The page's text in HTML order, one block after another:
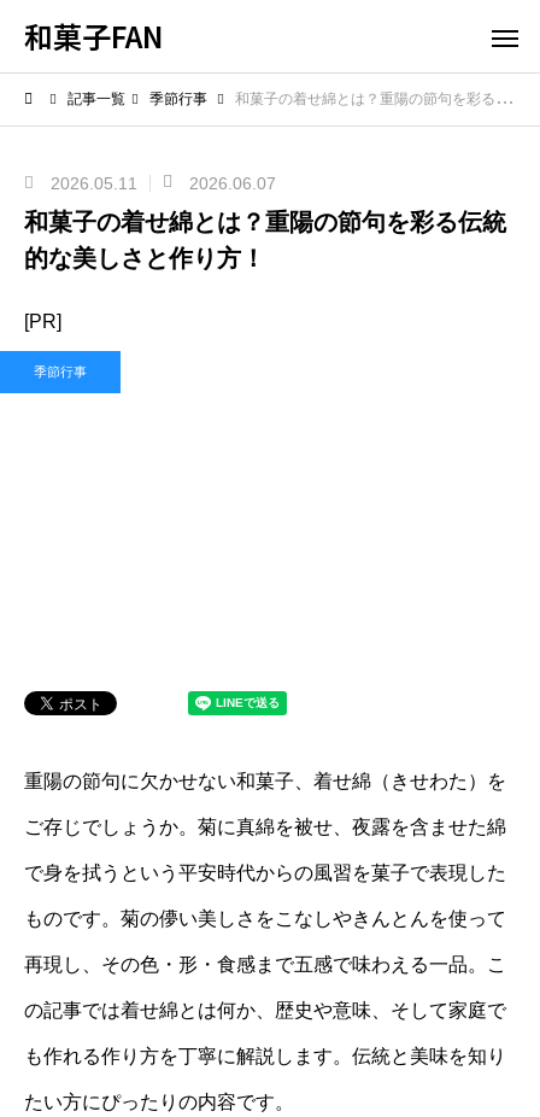
和菓子FAN
記事一覧 季節行事 和菓子の着せ綿とは？重陽の節句を彩る伝統的な美しさと作り方！
2026.05.11 2026.06.07
和菓子の着せ綿とは？重陽の節句を彩る伝統
的な美しさと作り方！
[PR]
季節行事
重陽の節句に欠かせない和菓子、着せ綿（きせわた）を
ご存じでしょうか。菊に真綿を被せ、夜露を含ませた綿
で身を拭うという平安時代からの風習を菓子で表現した
ものです。菊の儚い美しさをこなしやきんとんを使って
再現し、その色・形・食感まで五感で味わえる一品。こ
の記事では着せ綿とは何か、歴史や意味、そして家庭で
も作れる作り方を丁寧に解説します。伝統と美味を知り
たい方にぴったりの内容です。